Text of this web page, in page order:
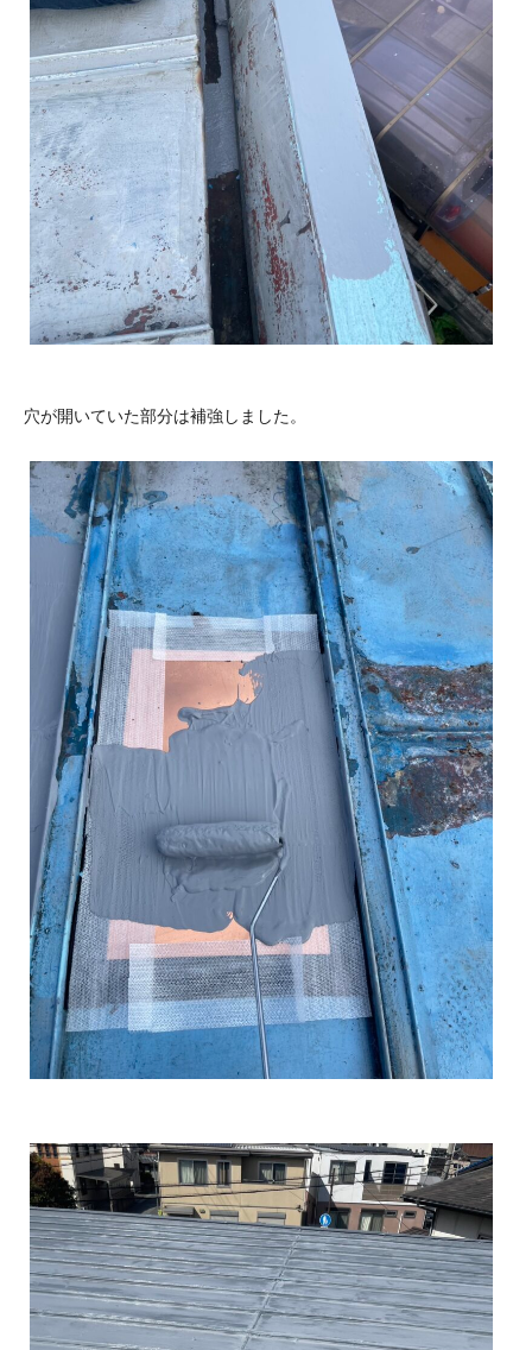
穴が開いていた部分は補強しました。